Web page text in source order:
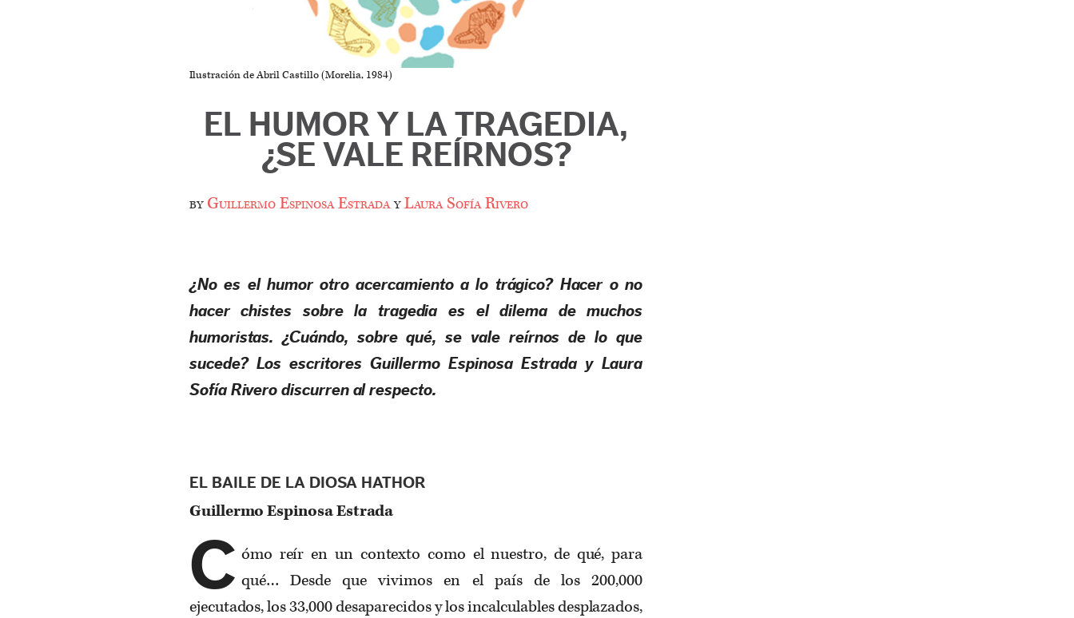
Ilustración de Abril Castillo (Morelia, 1984)
EL HUMOR Y LA TRAGEDIA,
¿SE VALE REÍRNOS?
byGuillermo Espinosa EstradayLaura Sofía Rivero
¿No es el humor otro acercamiento a lo trágico? Hacer o no
hacer chistes sobre la tragedia es el dilema de muchos
humoristas. ¿Cuándo, sobre qué, se vale reírnos de lo que
sucede? Los escritores Guillermo Espinosa Estrada y Laura
Sofía Rivero discurren al respecto.
EL BAILE DE LA DIOSA HATHOR
Guillermo Espinosa Estrada
C ómo reír en un contexto como el nuestro, de qué, para
qué… Desde que vivimos en el país de los 200,000
ejecutados, los 33,000 desaparecidos y los incalculables desplazados,